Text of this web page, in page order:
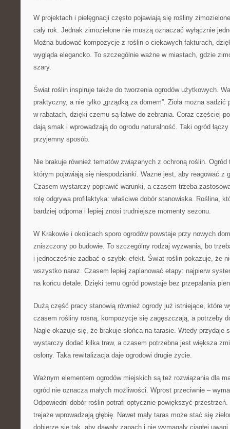
W projektach i pielęgnacji często pojawiają się rośliny
cały rok. Jednak zimozielone nie muszą oznaczać wyłącznie
Można budować kompozycje z roślin o ciekawych fakturach,
wygląda elegancko. To szczególnie ważne w miastach, gdzie
szary.
Świat roślin inspiruje także do tworzenia ogrodów użytkowych.
praktyczny, a nie tylko „grządką za domem”. Zioła można
w rabatach, dzięki czemu są łatwe do zebrania. Coraz częściej
dają smak i wprowadzają do ogrodu naturalność. Taki ogród
przyjemny sposób.
Nie brakuje również tematów związanych z ochroną roślin.
którym pojawiają się niespodzianki. Ważne jest, aby reagować z
Czasem wystarczy poprawić warunki, a czasem trzeba
rolę odgrywa profilaktyka: właściwe dobór stanowiska. Roślina,
bardziej odporna i lepiej znosi trudniejsze momenty sezonu.
W Krakowie i okolicach sporo ogrodów powstaje przy nowych
zniszczony po budowie. To szczególny rodzaj wyzwania, bo
i jednocześnie zadbać o szybki efekt. Świat roślin pokazuje, że
wszystko naraz. Czasem lepiej zaplanować etapy: najpierw
na końcu detale. Dzięki temu ogród powstaje bez przepalania
Dużą część pracy stanowią również ogrody już istniejące, które
czasem rośliny rosną, kompozycje się zagęszczają, a potrzeby
Nagle okazuje się, że brakuje słońca na tarasie. Wtedy przydaje
wystarczy dodać kilka traw, a czasem potrzebna jest większa
osłony. Taka rewitalizacja daje ogrodowi drugie życie.
Ważnym elementem ogrodów miejskich są też rozwiązania dla
ogród nie oznacza małych możliwości. Wprost przeciwnie –
Odpowiedni dobór roślin potrafi optycznie powiększyć
trejaże wprowadzają głębię. Nawet mały taras może stać się
dobierze się tak, aby dawały zapach i nie wymagały ciągłej uwagi.